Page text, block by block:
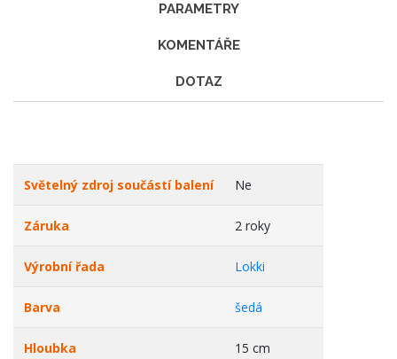
PARAMETRY
KOMENTÁŘE
DOTAZ
Světelný zdroj součástí balení Ne
Záruka 2 roky
Výrobní řada Lokki
Barva šedá
Hloubka 15 cm